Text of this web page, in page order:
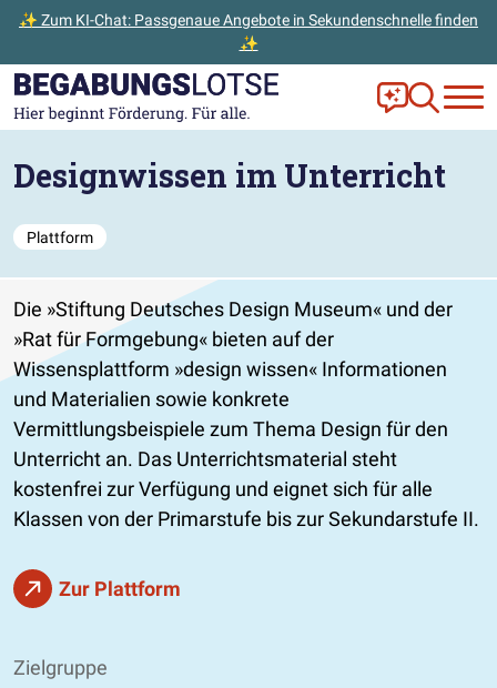
✨ Zum KI-Chat: Passgenaue Angebote in Sekundenschnelle finden
✨
Zum Hauptinhalt der Seite springen
Zur Startseite gehen Frag Ella!
Zur
Designwissen im Unterricht
Plattform
Die »Stiftung Deutsches Design Museum« und der
»Rat für Formgebung« bieten auf der
Wissensplattform »design wissen« Informationen
und Materialien sowie konkrete
Vermittlungsbeispiele zum Thema Design für den
Unterricht an. Das Unterrichtsmaterial steht
kostenfrei zur Verfügung und eignet sich für alle
Klassen von der Primarstufe bis zur Sekundarstufe II.
Zur Plattform
Zielgruppe